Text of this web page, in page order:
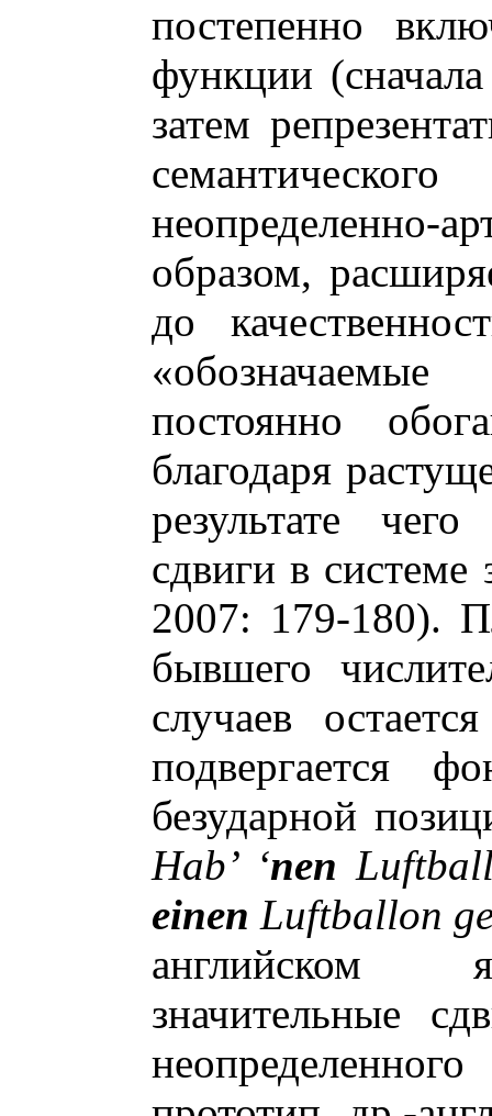
постепенно
функции
затем
образом,
до
постоянно
благодаря
результате
сдвиги в
2007: 179-180).
бывшего
случаев
подвергается
безударной
Hab’ ‘nen
einen Luftballon
английском
значительные